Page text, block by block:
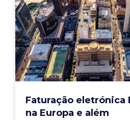
Faturação eletrónica
na Europa e além